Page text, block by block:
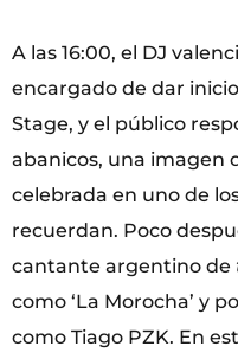
A las 16:00, el DJ
encargado de dar
Stage, y el público
abanicos, una imagen
celebrada en uno de
recuerdan. Poco
cantante argentino de
como ‘La Morocha’ y
como Tiago PZK. En